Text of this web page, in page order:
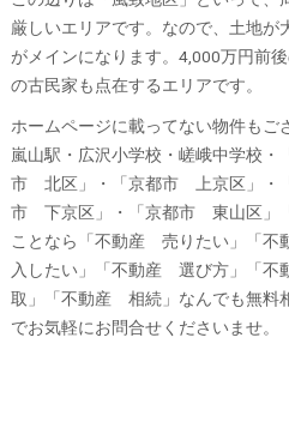
厳しいエリアです。なので、土地が
がメインになります。4,000万円前
の古民家も点在するエリアです。
ホームページに載ってない物件もご
嵐山駅・広沢小学校・嵯峨中学校
市 北区」・「京都市 上京区」・
市 下京区」・「京都市 東山区」
ことなら「不動産 売りたい」「
入したい」「不動産 選び方」「
取」「不動産 相続」なんでも無料
でお気軽にお問合せくださいませ。